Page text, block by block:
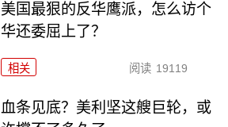
美国最狠的反华鹰派，怎么访个
华还委屈上了？
相关 阅读 19119
血条见底？美利坚这艘巨轮，或